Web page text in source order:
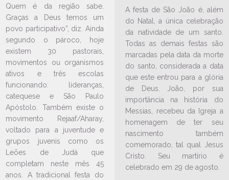
Goj Leões de Judá, da Paróquia
São João Batista, divulga
Segunda Edição do Desperta
Jovem
05/05/2026 Ouça a notícia
CATEGORIA
Quem é da região sabe.
Graças a Deus temos um
povo participativo”, diz. Ainda
segundo o pároco, hoje
existem 30 pastorais,
movimentos ou organismos
ativos e três escolas
funcionando: lideranças,
catequese e São Paulo
Apóstolo. Também existe o
movimento Rejaaf/Aharay,
voltado para a juventude e
grupos juvenis como os
Leões de Judá que
completam neste mês 45
anos. A tradicional festa do
A festa de São João é, além
do Natal, a única celebração
da natividade de um santo.
Todas as demais festas são
marcadas pela data da morte
do santo, considerada a data
que este entrou para a glória
de Deus. João, por sua
importância na história do
Messias, recebeu da Igreja a
homenagem de ter seu
nascimento também
comemorado, tal qual Jesus
Cristo. Seu martírio é
celebrado em 29 de agosto.